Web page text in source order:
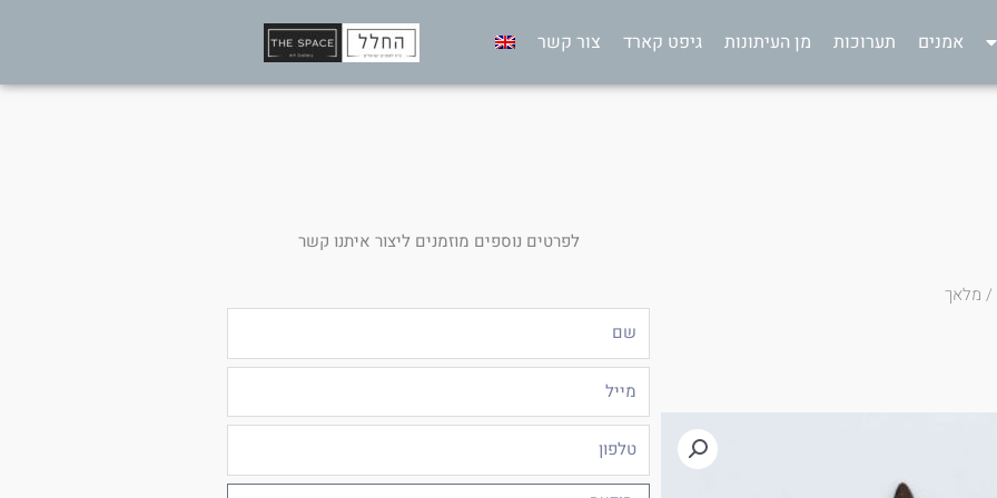
אמנים תערוכות מן העיתונות גיפט קארד צור קשר
/ מלאך
לפרטים נוספים מוזמנים ליצור איתנו קשר
טלפון